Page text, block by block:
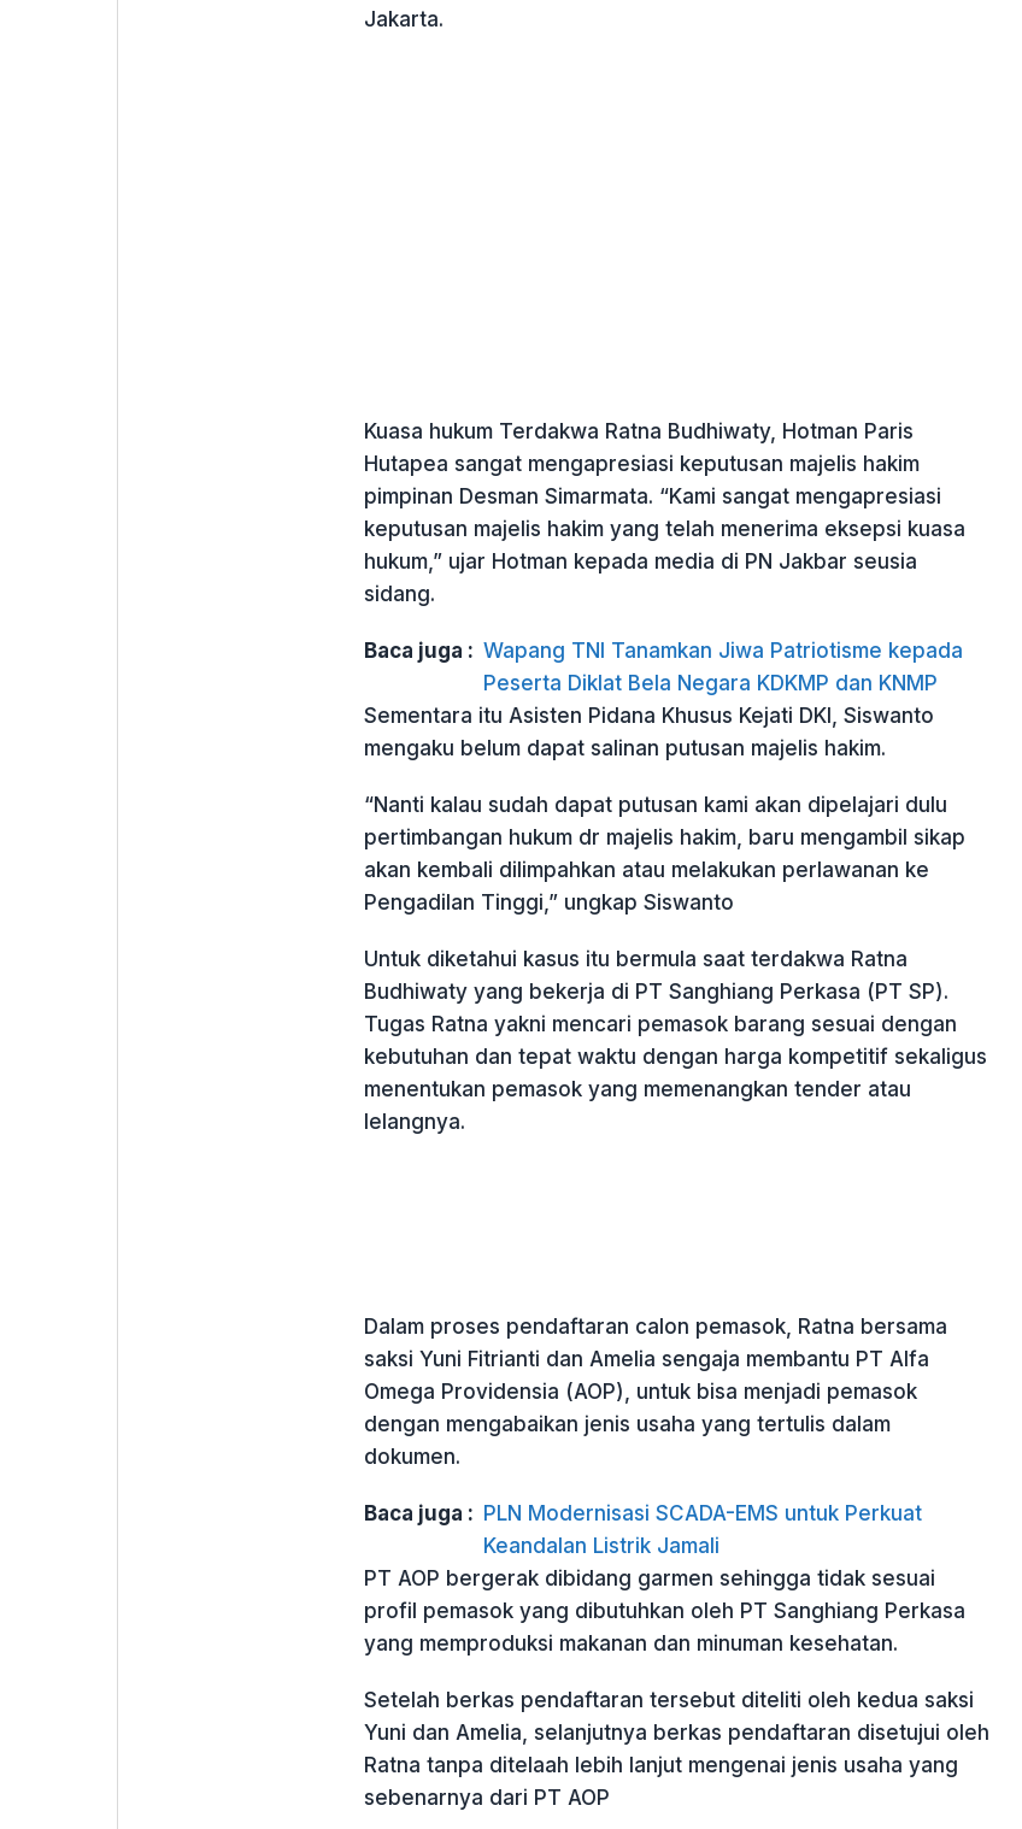
Jakarta.
Kuasa hukum Terdakwa Ratna Budhiwaty, Hotman Paris
Hutapea sangat mengapresiasi keputusan majelis hakim
pimpinan Desman Simarmata. “Kami sangat mengapresiasi
keputusan majelis hakim yang telah menerima eksepsi kuasa
hukum,” ujar Hotman kepada media di PN Jakbar seusia
sidang.
Baca juga : Wapang TNI Tanamkan Jiwa Patriotisme kepada
Peserta Diklat Bela Negara KDKMP dan KNMP
Sementara itu Asisten Pidana Khusus Kejati DKI, Siswanto
mengaku belum dapat salinan putusan majelis hakim.
“Nanti kalau sudah dapat putusan kami akan dipelajari dulu
pertimbangan hukum dr majelis hakim, baru mengambil sikap
akan kembali dilimpahkan atau melakukan perlawanan ke
Pengadilan Tinggi,” ungkap Siswanto
Untuk diketahui kasus itu bermula saat terdakwa Ratna
Budhiwaty yang bekerja di PT Sanghiang Perkasa (PT SP).
Tugas Ratna yakni mencari pemasok barang sesuai dengan
kebutuhan dan tepat waktu dengan harga kompetitif sekaligus
menentukan pemasok yang memenangkan tender atau
lelangnya.
Dalam proses pendaftaran calon pemasok, Ratna bersama
saksi Yuni Fitrianti dan Amelia sengaja membantu PT Alfa
Omega Providensia (AOP), untuk bisa menjadi pemasok
dengan mengabaikan jenis usaha yang tertulis dalam
dokumen.
Baca juga : PLN Modernisasi SCADA-EMS untuk Perkuat
Keandalan Listrik Jamali
PT AOP bergerak dibidang garmen sehingga tidak sesuai
profil pemasok yang dibutuhkan oleh PT Sanghiang Perkasa
yang memproduksi makanan dan minuman kesehatan.
Setelah berkas pendaftaran tersebut diteliti oleh kedua saksi
Yuni dan Amelia, selanjutnya berkas pendaftaran disetujui oleh
Ratna tanpa ditelaah lebih lanjut mengenai jenis usaha yang
sebenarnya dari PT AOP